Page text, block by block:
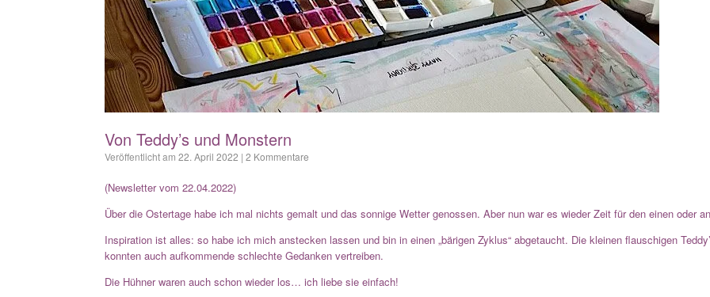
Von Teddy’s und Monstern
Veröffentlicht am 22. April 2022 | 2 Kommentare
(Newsletter vom 22.04.2022)
Über die Ostertage habe ich mal nichts gemalt und das sonnige Wetter genossen. Aber nun war es wieder Zeit für den einen oder
Inspiration ist alles: so habe ich mich anstecken lassen und bin in einen „bärigen Zyklus“ abgetaucht. Die kleinen flauschigen
konnten auch aufkommende schlechte Gedanken vertreiben.
Die Hühner waren auch schon wieder los… ich liebe sie einfach!